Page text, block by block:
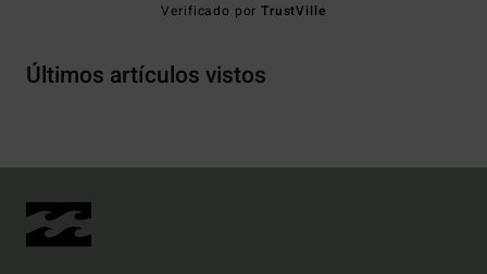
Verificado porTrustVille
Últimos artículos vistos